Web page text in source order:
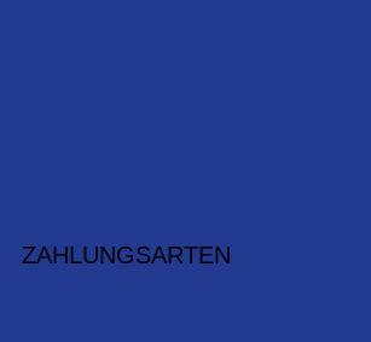
ZAHLUNGSARTEN